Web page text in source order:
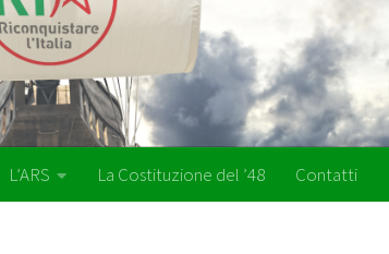
L’ARS La Costituzione del ’48 Contatti